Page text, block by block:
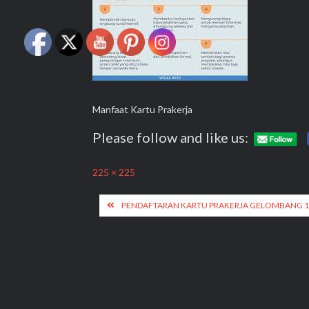
Manfaat Kartu Prakerja
Please follow and like us:
Full
225 × 225
Post
navigation
PENDAFTARAN KARTU PRAKERJA GELOMBANG